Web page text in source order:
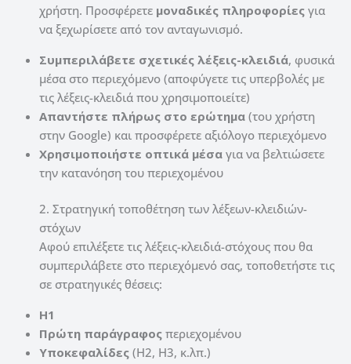
χρήστη. Προσφέρετε μοναδικές πληροφορίες για
να ξεχωρίσετε από τον ανταγωνισμό.
Συμπεριλάβετε σχετικές λέξεις-κλειδιά, φυσικά
μέσα στο περιεχόμενο (αποφύγετε τις υπερβολές με
τις λέξεις-κλειδιά που χρησιμοποιείτε)
Απαντήστε πλήρως στο ερώτημα (του χρήστη
στην Google) και προσφέρετε αξιόλογο περιεχόμενο
Χρησιμοποιήστε οπτικά μέσα για να βελτιώσετε
την κατανόηση του περιεχομένου
2. Στρατηγική τοποθέτηση των λέξεων-κλειδιών-
στόχων
Αφού επιλέξετε τις λέξεις-κλειδιά-στόχους που θα
συμπεριλάβετε στο περιεχόμενό σας, τοποθετήστε τις
σε στρατηγικές θέσεις:
H1
Πρώτη παράγραφος περιεχομένου
Υποκεφαλίδες (H2, H3, κ.λπ.)